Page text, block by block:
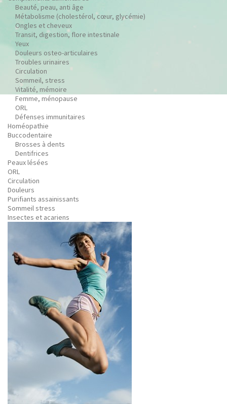
Beauté, peau, anti âge
Métabolisme (cholestérol, cœur, glycémie)
Ongles et cheveux
Transit, digestion, flore intestinale
Yeux
Douleurs osteo-articulaires
Troubles urinaires
Circulation
Sommeil, stress
Vitalité, mémoire
Femme, ménopause
ORL
Défenses immunitaires
Homéopathie
Buccodentaire
Brosses à dents
Dentifrices
Peaux lésées
ORL
Circulation
Douleurs
Purifiants assainissants
Sommeil stress
Insectes et acariens